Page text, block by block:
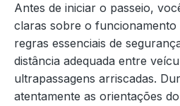
Antes de iniciar o passeio,
claras sobre o funcionamento
regras essenciais de
distância adequada entre
ultrapassagens arriscadas.
atentamente as orientações